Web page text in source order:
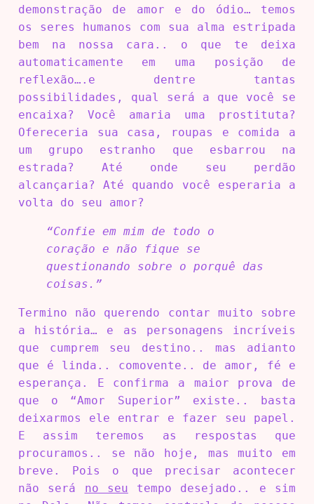
demonstração de amor e do ódio… temos
os seres humanos com sua alma estripada
bem na nossa cara.. o que te deixa
automaticamente em uma posição de
reflexão….e dentre tantas
possibilidades, qual será a que você se
encaixa? Você amaria uma prostituta?
Ofereceria sua casa, roupas e comida a
um grupo estranho que esbarrou na
estrada? Até onde seu perdão
alcançaria? Até quando você esperaria a
volta do seu amor?
“Confie em mim de todo o
coração e não fique se
questionando sobre o porquê das
coisas.”
Termino não querendo contar muito sobre
a história… e as personagens incríveis
que cumprem seu destino.. mas adianto
que é linda.. comovente.. de amor, fé e
esperança. E confirma a maior prova de
que o “Amor Superior” existe.. basta
deixarmos ele entrar e fazer seu papel.
E assim teremos as respostas que
procuramos.. se não hoje, mas muito em
breve. Pois o que precisar acontecer
não será no seu tempo desejado.. e sim